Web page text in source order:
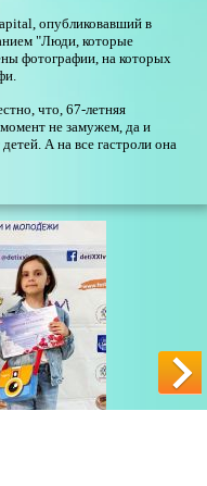
опубликовавший в
"Люди, которые
фотографии, на которых
что, 67-летняя
не замужем, да и
А на все гастроли она